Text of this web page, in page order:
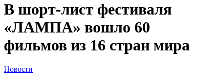
В шорт-лист фестиваля
«ЛАМПА» вошло 60
фильмов из 16 стран мира
Новости